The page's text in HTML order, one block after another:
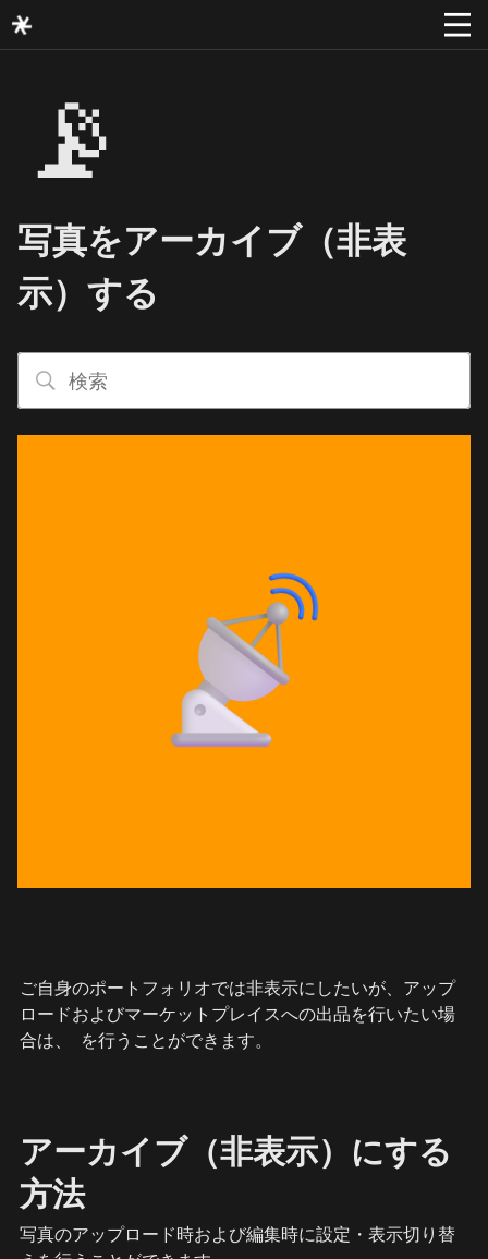
📡
写真をアーカイブ（非表
示）する
ご自身のポートフォリオでは非表示にしたいが、アップ
ロードおよびマーケットプレイスへの出品を行いたい場
合は、
を行うことができます。
アーカイブ（非表示）にする
方法
写真のアップロード時および編集時に設定・表示切り替